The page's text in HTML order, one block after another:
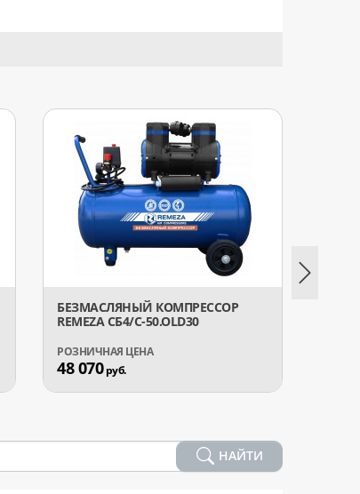
БЕЗМАСЛЯНЫЙ КОМПРЕССОР
REMEZA СБ4/C-50.OLD30
48 070руб.
НАЙТИ